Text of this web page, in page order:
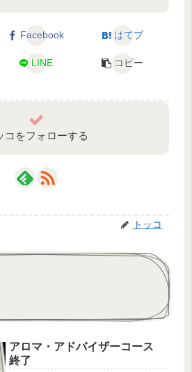
Facebook はてブ
LINE コピー
コをフォローする
トッコ
アロマ・アドバイザーコース
終了